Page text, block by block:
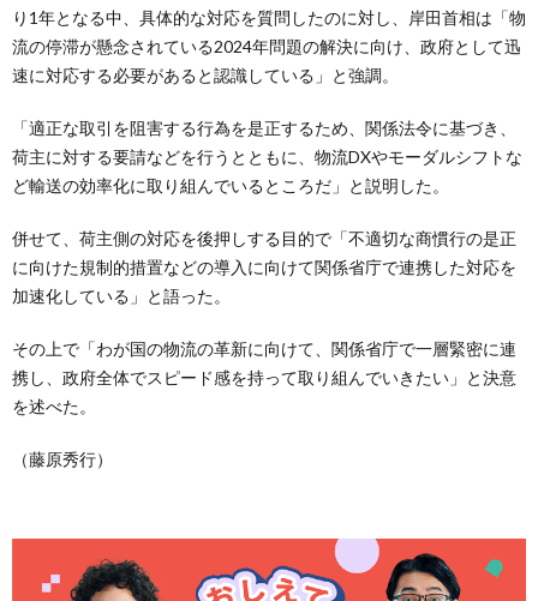
り1年となる中、具体的な対応を質問したのに対し、岸田首相は「物
流の停滞が懸念されている2024年問題の解決に向け、政府として迅
速に対応する必要があると認識している」と強調。
「適正な取引を阻害する行為を是正するため、関係法令に基づき、
荷主に対する要請などを行うとともに、物流DXやモーダルシフトな
ど輸送の効率化に取り組んでいるところだ」と説明した。
併せて、荷主側の対応を後押しする目的で「不適切な商慣行の是正
に向けた規制的措置などの導入に向けて関係省庁で連携した対応を
加速化している」と語った。
その上で「わが国の物流の革新に向けて、関係省庁で一層緊密に連
携し、政府全体でスピード感を持って取り組んでいきたい」と決意
を述べた。
（藤原秀行）